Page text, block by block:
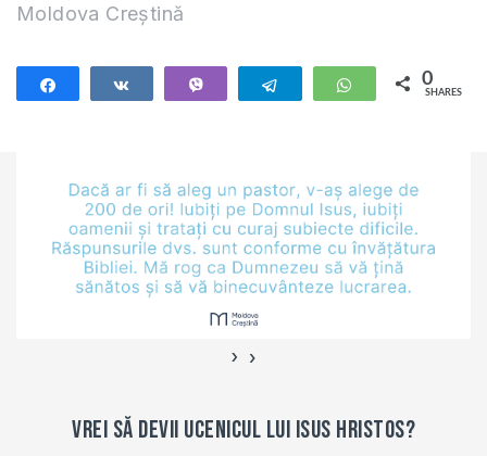
Moldova Creștină
Telegram WhatsApp
0
SHARES
‹ ›
Vrei să devii ucenicul lui Isus Hristos?